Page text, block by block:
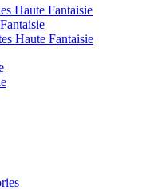
Haute Fantaisie
Haute Fantaisie